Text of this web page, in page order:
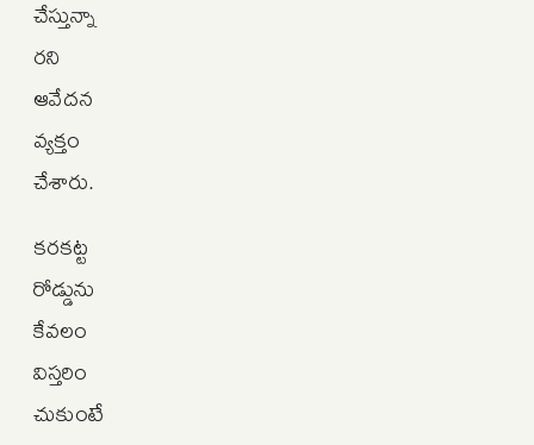
చేస్తున్నా
రని
ఆవేదన
వ్యక్తం
చేశారు.
కరకట్ట
రోడ్డును
కేవలం
విస్తరిం
చుకుంటే